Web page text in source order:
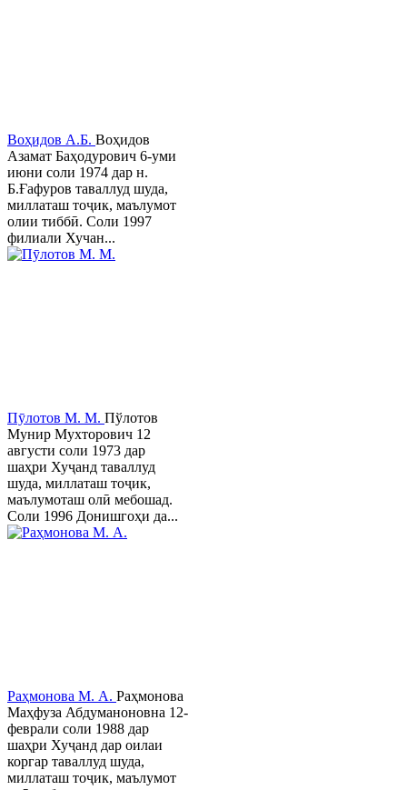
Воҳидов А.Б. Воҳидов
Азамат Баҳодурович 6-уми
июни соли 1974 дар н.
Б.Ғафуров таваллуд шуда,
миллаташ тоҷик, маълумот
олии тиббӣ. Соли 1997
филиали Хучан...
Пӯлотов М. М. Пўлотов
Мунир Мухторович 12
августи соли 1973 дар
шаҳри Хуҷанд таваллуд
шуда, миллаташ тоҷик,
маълумоташ олӣ мебошад.
Соли 1996 Донишгоҳи да...
Раҳмонова М. А. Раҳмонова
Маҳфуза Абдуманоновна 12-
феврали соли 1988 дар
шаҳри Хуҷанд дар оилаи
коргар таваллуд шуда,
миллаташ тоҷик, маълумот